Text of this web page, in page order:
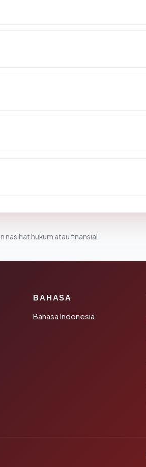
nasihat hukum atau finansial.
BAHASA
Bahasa Indonesia